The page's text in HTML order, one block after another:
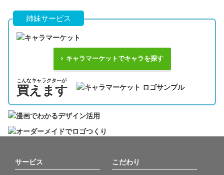
姉妹サービス
キャラマーケットでキャラを探す
こんなキャラクターが
買えます
サービス こだわり